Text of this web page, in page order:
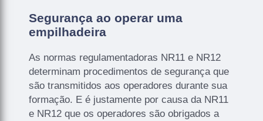
Segurança ao operar uma
empilhadeira
As normas regulamentadoras NR11 e NR12
determinam procedimentos de segurança que
são transmitidos aos operadores durante sua
formação. E é justamente por causa da NR11
e NR12 que os operadores são obrigados a